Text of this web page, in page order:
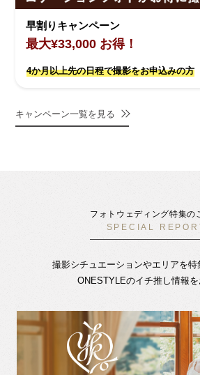
早割りキャンペーン
最大¥33,000 お得！
4か月以上先の日程で撮影をお申込みの方
キャンペーン一覧を見る
フォトウェディング特集の
SPECIAL
撮影シチュエーションやエリアを特
ONESTYLEのイチ推し情報を